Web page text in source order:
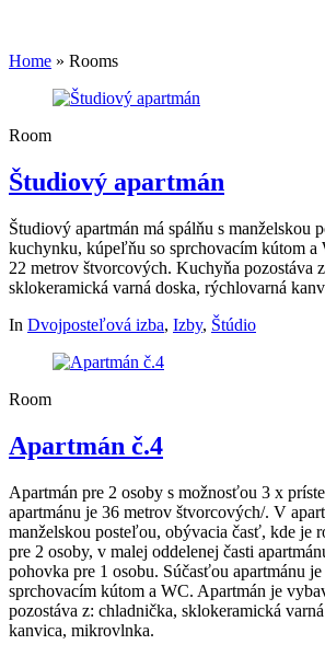
Home » Rooms
Room
Študiový apartmán
Študiový apartmán má spálňu s manželskou
kuchynku, kúpeľňu so sprchovacím kútom
22 metrov štvorcových. Kuchyňa pozostáva
sklokeramická varná doska, rýchlovarná
In Dvojposteľová izba, Izby, Štúdio
Room
Apartmán č.4
Apartmán pre 2 osoby s možnosťou 3 x
apartmánu je 36 metrov štvorcových/. V
manželskou posteľou, obývacia časť, kde je
pre 2 osoby, v malej oddelenej časti
pohovka pre 1 osobu. Súčasťou apartmánu
sprchovacím kútom a WC. Apartmán je
pozostáva z: chladnička, sklokeramická
kanvica, mikrovlnka.